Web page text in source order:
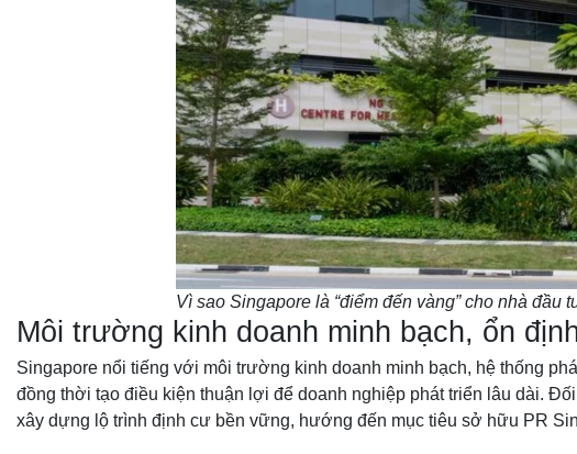
Vì sao Singapore là “điểm đến vàng” cho nhà đầu
Môi trường kinh doanh minh bạch, ổn
Singapore nổi tiếng với môi trường kinh doanh minh bạch, hệ thống
đồng thời tạo điều kiện thuận lợi để doanh nghiệp phát triển lâu dài.
xây dựng lộ trình định cư bền vững, hướng đến mục tiêu sở hữu PR